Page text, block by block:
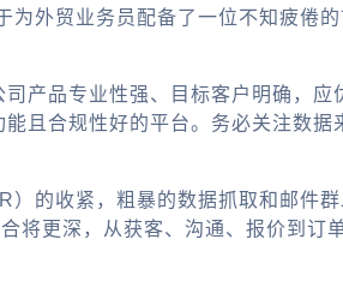
外贸业务员配备了一位不知疲倦
产品专业性强、目标客户明确，应
能且合规性好的平台。务必关注数据
的收紧，粗暴的数据抓取和邮件
将更深，从获客、沟通、报价到订